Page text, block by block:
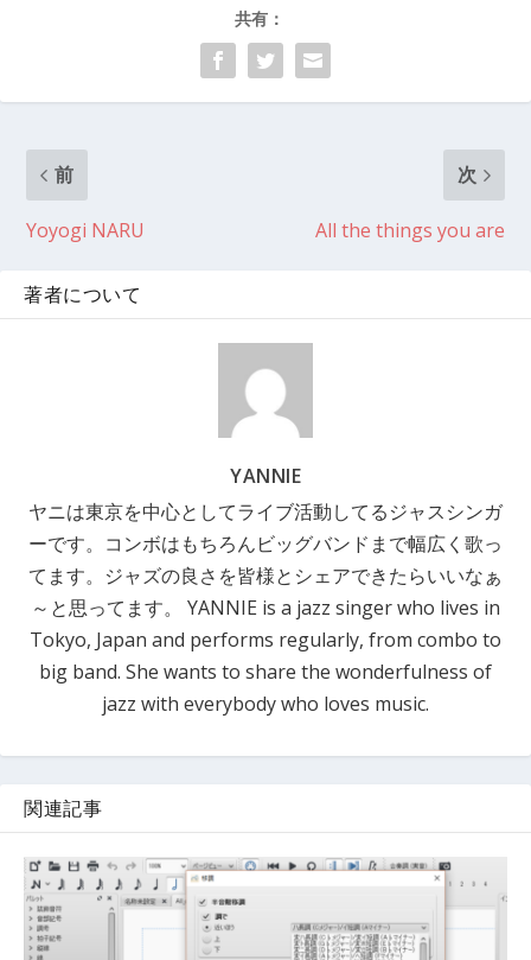
共有：
前
Yoyogi NARU
次
All the things you are
著者について
YANNIE
ヤニは東京を中心としてライブ活動してるジャスシンガ
ーです。コンボはもちろんビッグバンドまで幅広く歌っ
てます。ジャズの良さを皆様とシェアできたらいいなぁ
～と思ってます。 YANNIE is a jazz singer who lives in
Tokyo, Japan and performs regularly, from combo to
big band. She wants to share the wonderfulness of
jazz with everybody who loves music.
関連記事